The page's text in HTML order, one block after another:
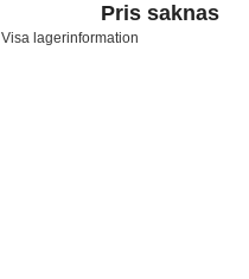
Pris saknas
Visa lagerinformation